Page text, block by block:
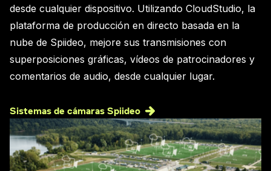
desde cualquier dispositivo. Utilizando CloudStudio, la
plataforma de producción en directo basada en la
nube de Spiideo, mejore sus transmisiones con
superposiciones gráficas, vídeos de patrocinadores y
comentarios de audio, desde cualquier lugar.
Sistemas de cámaras Spiideo